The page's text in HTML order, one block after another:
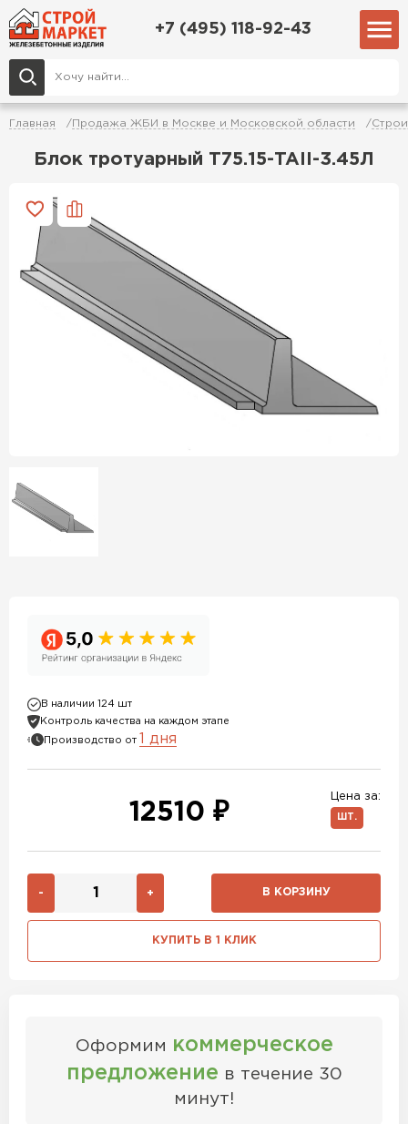
+7 (495) 118-92-43
Главная Продажа ЖБИ в Москве и Московской области
Блок тротуарный Т75.15-TAII-3.45Л
В наличии 124 шт
Контроль качества на каждом этапе
Производство от 1 дня
Цена за:
ШТ.
12510 ₽
- + В КОРЗИНУ
КУПИТЬ В 1 КЛИК
Оформим коммерческое
предложение в течение 30
минут!